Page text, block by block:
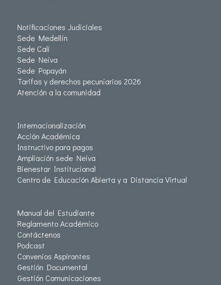
Notificaciones Judiciales
Sede Medellín
Sede Cali
Sede Neiva
Sede Popayán
Tarifas y derechos pecuniarios 2026
Atención a la comunidad
Internacionalización
Acción Académica
Instructivo para pagos
Ampliación sede Neiva
Bienestar Institucional
Centro de Educación Abierta y a Distancia Virtual
Manual del Estudiante
Reglamento Académico
Contáctenos
Podcast
Convenios Aspirantes
Gestión Documental
Gestión Comunicaciones